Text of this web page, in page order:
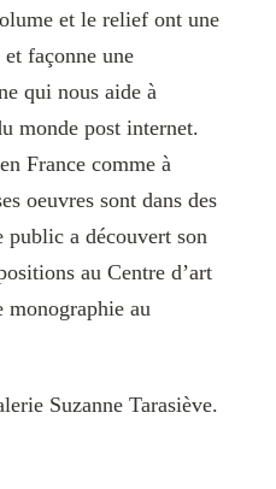
et le relief ont une
façonne une
qui nous aide à
monde post internet.
France comme à
oeuvres sont dans des
a découvert son
au Centre d’art
monographie au
Suzanne Tarasiève.